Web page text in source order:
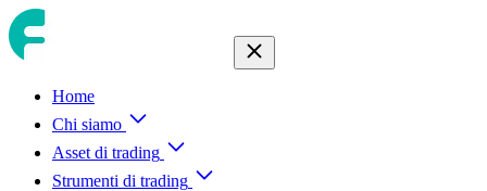
Home
Chi siamo
Asset di trading
Strumenti di trading